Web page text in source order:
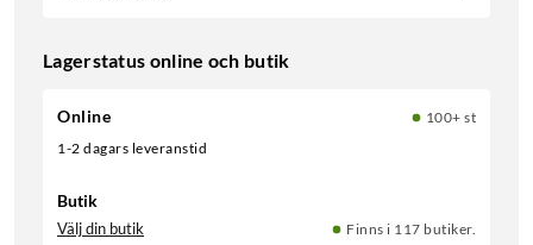
Lagerstatus online och butik
Online
100+ st
1-2 dagars leveranstid
Butik
Välj din butik Finns i 117 butiker.